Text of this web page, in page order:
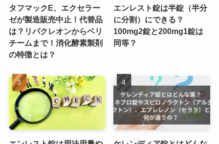
タフマックE、エクセラー
ゼが製造販売中止！代替品
は？リパクレオンからベリ
チームまで！消化酵素製剤
の特徴とは？
エンレスト錠は半錠（半分
に分割）にできる？
100mg2錠と200mg1錠は
同等？